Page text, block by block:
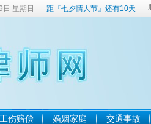
星期日 距『七夕情人节』还有10天
工伤赔偿 婚姻家庭 交通事故